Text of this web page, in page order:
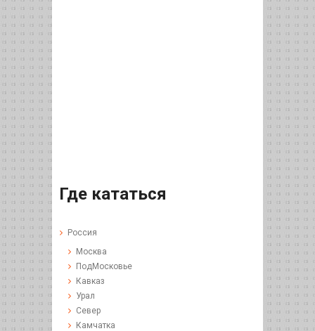
Где кататься
Россия
Москва
ПодМосковье
Кавказ
Урал
Север
Камчатка